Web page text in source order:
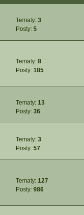
Tematy: 3
Posty: 5
Tematy: 8
Posty: 185
Tematy: 13
Posty: 36
Tematy: 3
Posty: 57
Tematy: 127
Posty: 986